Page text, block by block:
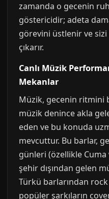
zamanda o gecenin
göstericidir; adeta
görevini üstlenir ve
çıkarır.
Canlı Müzik
Mekanlar
Müzik, gecenin ritmini
müzik denince akla
eden ve bu konuda
mevcuttur. Bu barlar,
günleri (özellikle Cuma
şehir dışından gelen
Türkü barlarından
popüler şarkıların